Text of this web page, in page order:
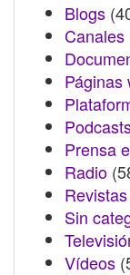
Blogs
Canales
Páginas
Prensa
Radio
Revistas
Sin
Vídeos